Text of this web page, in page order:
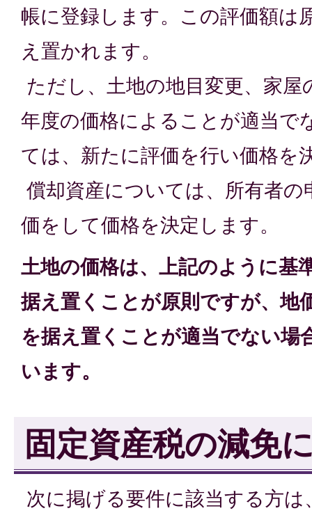
帳に登録します。この評価額は
え置かれます。
ただし、土地の地目変更、家屋
年度の価格によることが適当で
ては、新たに評価を行い価格を
償却資産については、所有者
価をして価格を決定します。
土地の価格は、上記のように基
据え置くことが原則ですが、地
を据え置くことが適当でない場
います。
固定資産税の減免
次に掲げる要件に該当する方